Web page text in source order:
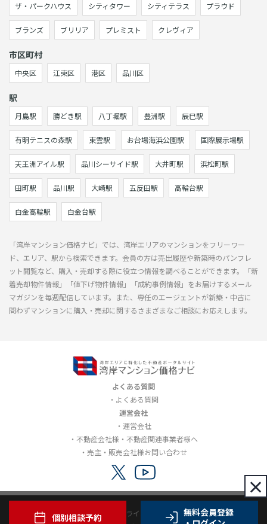
個別相談予約
無料会員登録
×
ザ・パークハウス シティタワー シティテラス プラウド
ブランズ ブリリア プレミスト クレヴィア
市区町村
中央区 江東区 港区 品川区
駅
月島駅 勝どき駅 八丁堀駅 豊洲駅 辰巳駅
有明テニスの森駅 東雲駅 お台場海浜公園駅 国際展示場駅
天王洲アイル駅 品川シーサイド駅 大井町駅 浜松町駅
田町駅 品川駅 大崎駅 五反田駅 高輪台駅
白金高輪駅 白金台駅
「湾岸マンション価格ナビ」では、湾岸エリアのマンションをフリーワー
ド、エリア、駅から検索できます。会員の方は売出履歴や新築時のパンフレ
ット閲覧など、購入・売却する際に役立つ情報を調べることができます。「新
着売却物件情報」「値下げ物件情報」「成約事例情報」をお届けするメール
マガジンを毎週配信しています。また、専任のエージェントが新築・中古に
問わずマンションに購入・売却に関するさまざまなご相談にお応えします。
よくある質問
よくある質問
運営会社
運営会社
不動産会社様・不動産関連事業者様へ
売主・販売会社様お問い合わせ
利用規約 プライバシーポリシー